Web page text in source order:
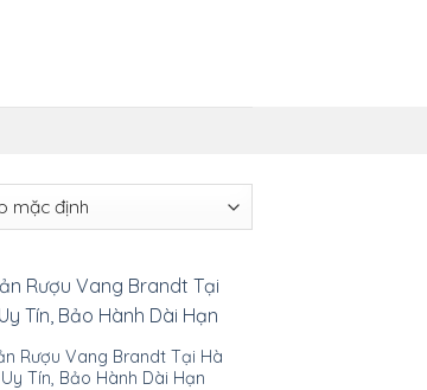
Rượu Vang Brandt Tại Hà
Tín, Bảo Hành Dài Hạn